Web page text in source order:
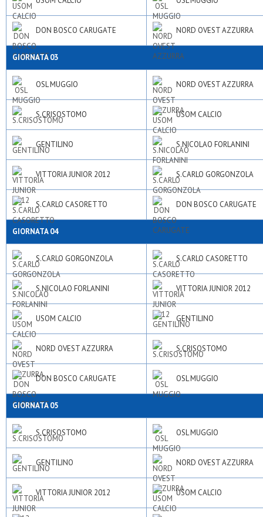
DON BOSCO CARUGATE NORD OVEST AZZURRA
GIORNATA 03
OSL MUGGIO NORD OVEST AZZURRA
S.CRISOSTOMO USOM CALCIO
GENTILINO S.NICOLAO FORLANINI
VITTORIA JUNIOR 2012 S.CARLO GORGONZOLA
S.CARLO CASORETTO DON BOSCO CARUGATE
GIORNATA 04
S.CARLO GORGONZOLA S.CARLO CASORETTO
S.NICOLAO FORLANINI VITTORIA JUNIOR 2012
USOM CALCIO GENTILINO
NORD OVEST AZZURRA S.CRISOSTOMO
DON BOSCO CARUGATE OSL MUGGIO
GIORNATA 05
S.CRISOSTOMO OSL MUGGIO
GENTILINO NORD OVEST AZZURRA
VITTORIA JUNIOR 2012 USOM CALCIO